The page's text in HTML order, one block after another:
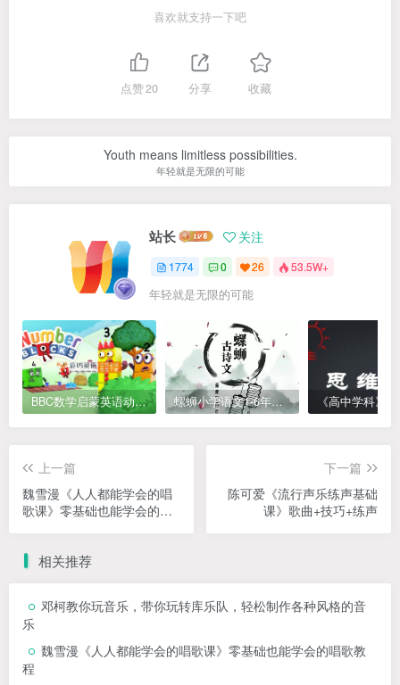
喜欢就支持一下吧
点赞20 分享 收藏
Youth means limitless possibilities.
年轻就是无限的可能
站长 关注
1774 0 26 53.5W+
年轻就是无限的可能
BBC数学启蒙英语动画Numberblocks数字积木，全七季共161集，1080P高清视频带英文字幕 螺蛳小学语文1-6年级《小学古诗文》课程视频
上一篇
魏雪漫《人人都能学会的唱
歌课》零基础也能学会的唱
下一篇
陈可爱《流行声乐练声基础
课》歌曲+技巧+练声
相关推荐
邓柯教你玩音乐，带你玩转库乐队，轻松制作各种风格的音
乐
魏雪漫《人人都能学会的唱歌课》零基础也能学会的唱歌教
程